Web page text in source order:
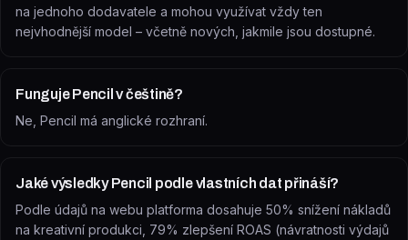
na jednoho dodavatele a mohou využívat vždy ten
nejvhodnější model – včetně nových, jakmile jsou dostupné.
Funguje Pencil v češtině?
Ne, Pencil má anglické rozhraní.
Jaké výsledky Pencil podle vlastních dat přináší?
Podle údajů na webu platforma dosahuje 50% snížení nákladů
na kreativní produkci, 79% zlepšení ROAS (návratnosti výdajů